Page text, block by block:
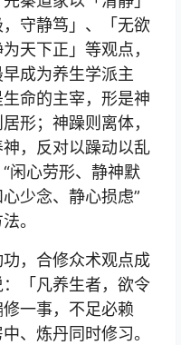
守静笃」、「无欲
天下正」等观点，
成为养生学派主
命的主宰，形是神
形；神躁则离体，
，反对以躁动以乱
闲心劳形、静神默
少念、静心损虑”
。
，合修众术观点成
「凡养生者，欲令
一事，不足必赖
、炼丹同时修习。